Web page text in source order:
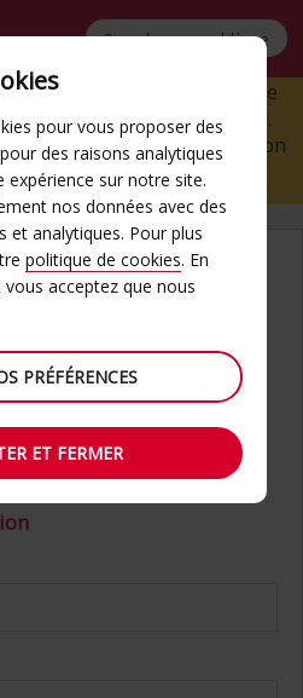
Signaler un problème
les informations de cette
être soumises à nouveau.
informations de réservation
une nouvelle fois.
AVEC QUICKPASS
de ce qui suit :
la réservation
pour vous proposer des
des raisons analytiques
sur notre site.
nos données avec des
et analytiques. Pour plus
politique de cookies. En
vous acceptez que nous
PRÉFÉRENCES
ET FERMER